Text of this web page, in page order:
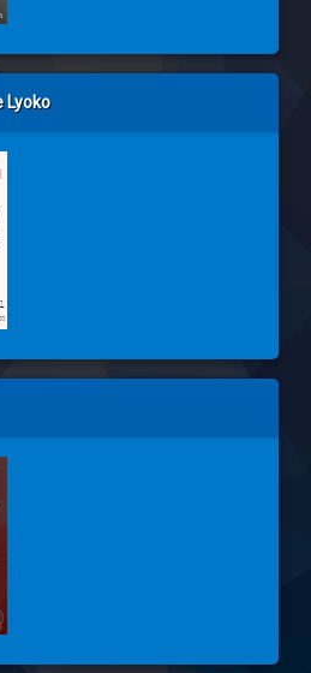
Lyoko